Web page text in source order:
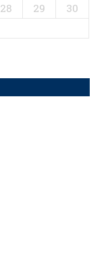
28 29
30